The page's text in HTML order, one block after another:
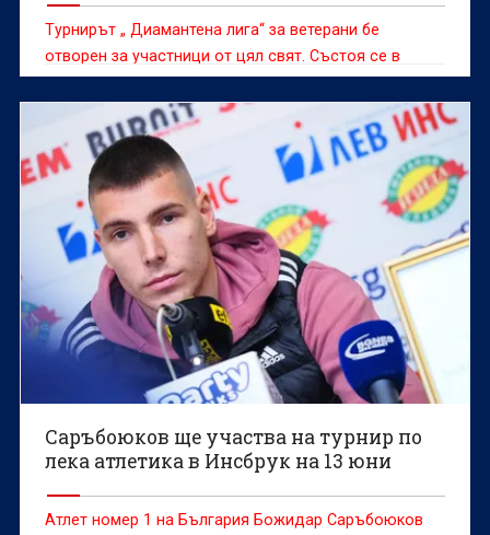
Турнирът „ Диамантена лига“ за ветерани бе
отворен за участници от цял свят. Състоя се в
Албания в град Шкодра от 21-ви до 24-ти май
Саръбоюков ще участва на турнир по
лека атлетика в Инсбрук на 13 юни
Атлет номер 1 на България Божидар Саръбоюков